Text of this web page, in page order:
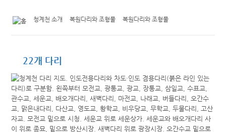
청계천 소개 복원다리와 조형물 복원다리와 조형물
22개 다리